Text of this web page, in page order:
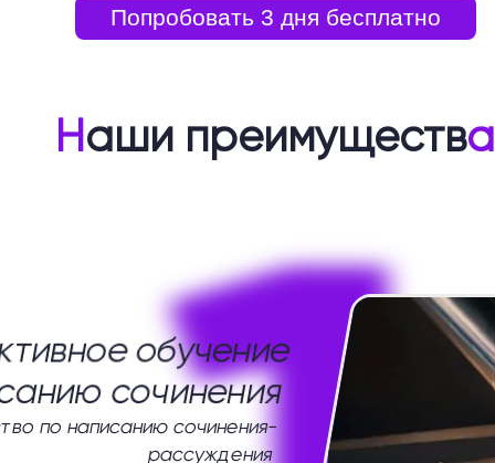
Попробовать 3 дня бесплатно
Наши преимущества
обучение
сочинения
по написанию сочинения-
рассуждения